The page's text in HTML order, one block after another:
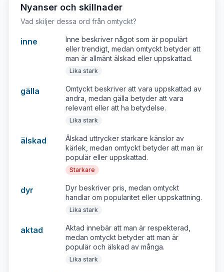
Nyanser och skillnader
Vad skiljer dessa ord från omtyckt?
inne
Inne beskriver något som är populärt
eller trendigt, medan omtyckt betyder att
man är allmänt älskad eller uppskattad.
Lika stark
gälla
Omtyckt beskriver att vara uppskattad av
andra, medan gälla betyder att vara
relevant eller att ha betydelse.
Lika stark
älskad
Älskad uttrycker starkare känslor av
kärlek, medan omtyckt betyder att man är
populär eller uppskattad.
Starkare
dyr
Dyr beskriver pris, medan omtyckt
handlar om popularitet eller uppskattning.
Lika stark
aktad
Aktad innebär att man är respekterad,
medan omtyckt betyder att man är
populär och älskad av många.
Lika stark